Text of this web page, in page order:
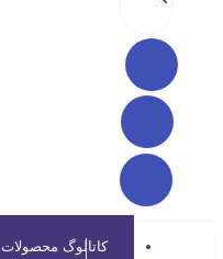
کاتالوگ محصولات